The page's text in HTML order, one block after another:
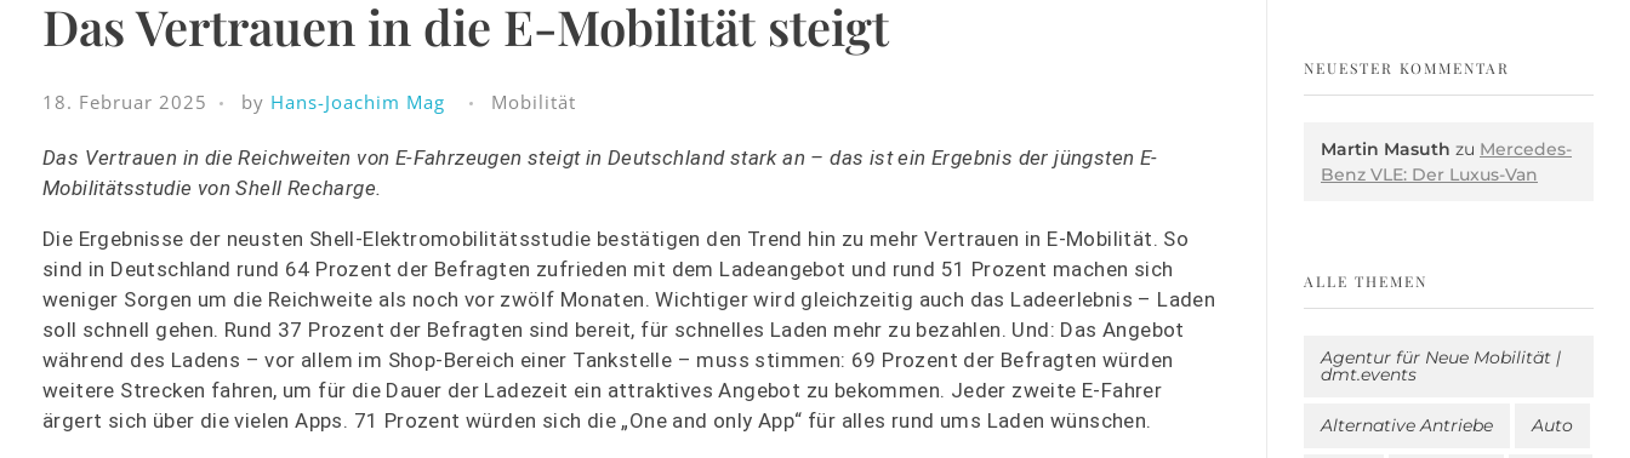
Das Vertrauen in die E-Mobilität steigt
18. Februar 2025 by Hans-Joachim Mag Mobilität
Das Vertrauen in die Reichweiten von E-Fahrzeugen steigt in Deutschland stark an – das ist ein Ergebnis der jüngsten E-
Mobilitätsstudie von Shell Recharge.
Die Ergebnisse der neusten Shell-Elektromobilitätsstudie bestätigen den Trend hin zu mehr Vertrauen in E-Mobilität. So
sind in Deutschland rund 64 Prozent der Befragten zufrieden mit dem Ladeangebot und rund 51 Prozent machen sich
weniger Sorgen um die Reichweite als noch vor zwölf Monaten. Wichtiger wird gleichzeitig auch das Ladeerlebnis – Laden
soll schnell gehen. Rund 37 Prozent der Befragten sind bereit, für schnelles Laden mehr zu bezahlen. Und: Das Angebot
während des Ladens – vor allem im Shop-Bereich einer Tankstelle – muss stimmen: 69 Prozent der Befragten würden
weitere Strecken fahren, um für die Dauer der Ladezeit ein attraktives Angebot zu bekommen. Jeder zweite E-Fahrer
ärgert sich über die vielen Apps. 71 Prozent würden sich die „One and only App“ für alles rund ums Laden wünschen.
NEUESTER KOMMENTAR
Martin Masuth zu Mercedes-
Benz VLE: Der Luxus-Van
ALLE THEMEN
Agentur für Neue Mobilität |
dmt.events
Alternative Antriebe Auto